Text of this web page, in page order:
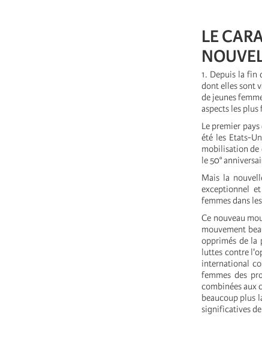
LE
1. Depuis la fin
dont elles sont
de jeunes
aspects les
Le premier
été les Etats-
mobilisation de
le 50°
Mais la
exceptionnel
femmes dans
Ce nouveau
mouvement
opprimés de la
luttes contre
international
femmes des
combinées aux
beaucoup plus
significatives